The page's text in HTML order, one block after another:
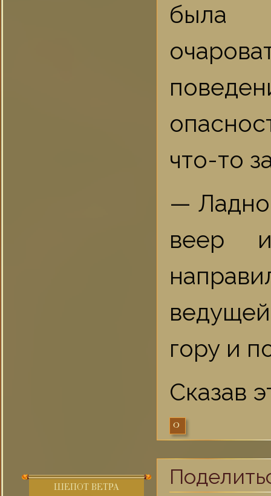
была
что-то
—
веер
гору и
Сказав
0
ШЕПОТ ВЕТРА